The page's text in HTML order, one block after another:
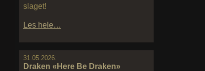
slaget!
Les hele…
31.05.2026:
Draken «Here Be Draken»